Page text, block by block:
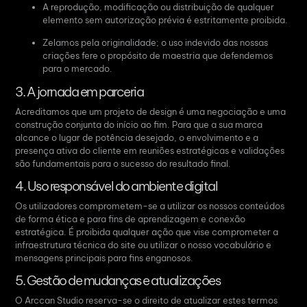
A reprodução, modificação ou distribuição de qualquer
elemento sem autorização prévia é estritamente proibida.
Zelamos pela originalidade; o uso indevido das nossas
criações fere o propósito de maestria que defendemos
para o mercado.
3. A jornada em parceria
Acreditamos que um projeto de design é uma negociação e uma
construção conjunta do início ao fim Para que a sua marca
alcance o lugar de potência desejado, o envolvimento e a
presença ativa do cliente em reuniões estratégicas e validações
são fundamentais para o sucesso do resultado final
4. Uso responsável do ambiente digital
Os utilizadores comprometem-se a utilizar os nossos conteúdos
de forma ética e para fins de aprendizagem e conexão
estratégica. É proibida qualquer ação que vise comprometer a
infraestrutura técnica do site ou utilizar o nosso vocabulário e
mensagens principais para fins enganosos
5. Gestão de mudanças e atualizações
O Arccan Studio reserva-se o direito de atualizar estes termos